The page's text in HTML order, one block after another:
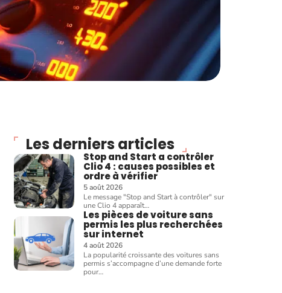
Les derniers articles
Stop and Start a contrôler
Clio 4 : causes possibles et
ordre à vérifier
5 août 2026
Le message "Stop and Start à contrôler" sur
une Clio 4 apparaît…
Les pièces de voiture sans
permis les plus recherchées
sur internet
4 août 2026
La popularité croissante des voitures sans
permis s’accompagne d’une demande forte
pour…